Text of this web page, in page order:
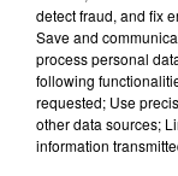
detect fraud, and fix
Save and
process personal
following
requested; Use
other data sources;
information